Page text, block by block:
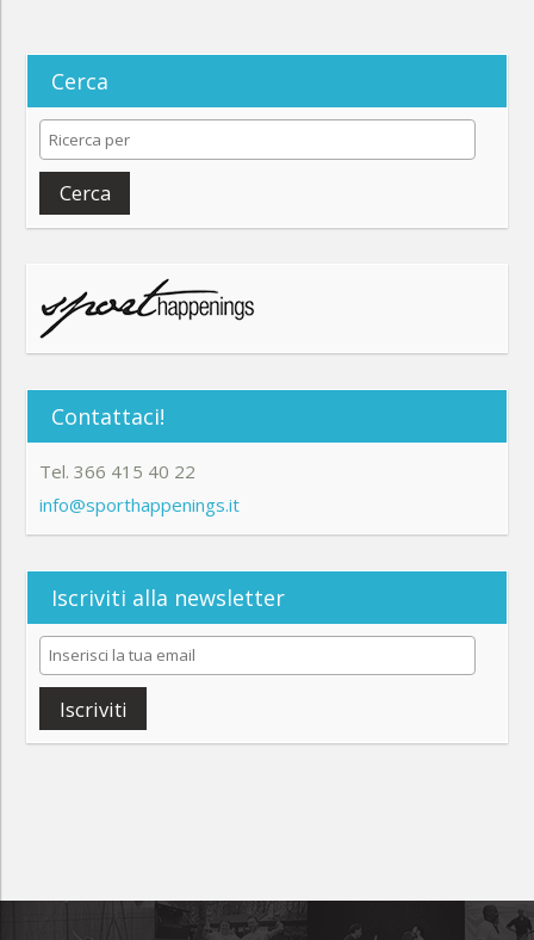
Cerca
Cerca
Contattaci!
Tel. 366 415 40 22
info@sporthappenings.it
Iscriviti alla newsletter
Iscriviti